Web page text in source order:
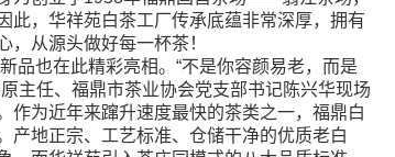
此，华祥苑白茶工厂传承底蕴非常深厚，拥有
，从源头做好每一杯茶！
品也在此精彩亮相。“不是你容颜易老，而是
主任、福鼎市茶业协会党支部书记陈兴华现场
作为近年来蹿升速度最快的茶类之一，福鼎白
产地正宗、工艺标准、仓储干净的优质老白